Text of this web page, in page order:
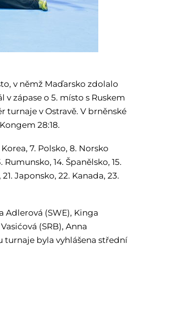
v němž Maďarsko zdolalo
zápase o 5. místo s Ruskem
turnaje v Ostravě. V brněnské
28:18.
7. Polsko, 8. Norsko
14. Španělsko, 15.
Japonsko, 22. Kanada, 23.
Adlerová (SWE), Kinga
(SRB), Anna
turnaje byla vyhlášena střední